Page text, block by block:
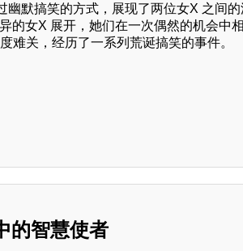
幽默搞笑的方式，展现了两位女X 之间
的女X 展开，她们在一次偶然的机会中
难关，经历了一系列荒诞搞笑的事件。
的智慧使者